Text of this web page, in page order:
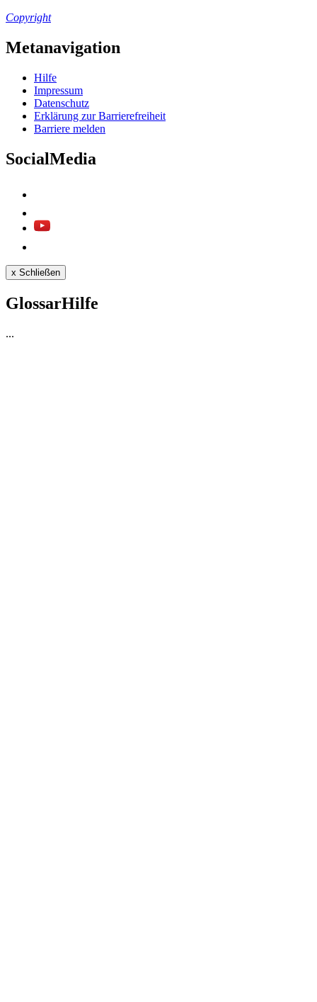
Copyright
Metanavigation
Hil­fe
Im­pres­s­um
Da­ten­schutz
Er­klä­rung zur Bar­rie­re­frei­heit
Bar­rie­re mel­den
SocialMedia
x Schließen
GlossarHilfe
...